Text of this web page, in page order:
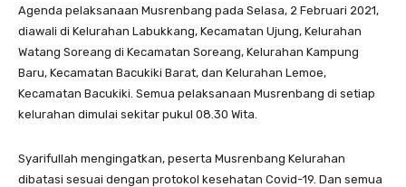
Agenda pelaksanaan Musrenbang pada Selasa, 2 Februari 2021,
diawali di Kelurahan Labukkang, Kecamatan Ujung, Kelurahan
Watang Soreang di Kecamatan Soreang, Kelurahan Kampung
Baru, Kecamatan Bacukiki Barat, dan Kelurahan Lemoe,
Kecamatan Bacukiki. Semua pelaksanaan Musrenbang di setiap
kelurahan dimulai sekitar pukul 08.30 Wita.
Syarifullah mengingatkan, peserta Musrenbang Kelurahan
dibatasi sesuai dengan protokol kesehatan Covid-19. Dan semua